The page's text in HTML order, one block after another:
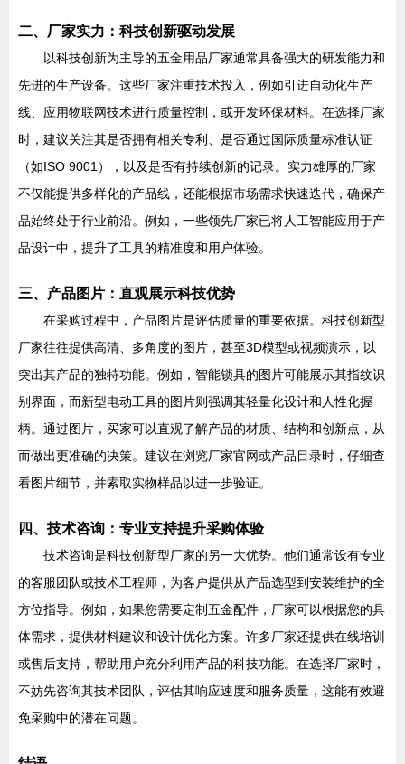
二、厂家实力：科技创新驱动发展
以科技创新为主导的五金用品厂家通常具备强大的研发能力和
先进的生产设备。这些厂家注重技术投入，例如引进自动化生产
线、应用物联网技术进行质量控制，或开发环保材料。在选择厂家
时，建议关注其是否拥有相关专利、是否通过国际质量标准认证
（如ISO 9001），以及是否有持续创新的记录。实力雄厚的厂家
不仅能提供多样化的产品线，还能根据市场需求快速迭代，确保产
品始终处于行业前沿。例如，一些领先厂家已将人工智能应用于产
品设计中，提升了工具的精准度和用户体验。
三、产品图片：直观展示科技优势
在采购过程中，产品图片是评估质量的重要依据。科技创新型
厂家往往提供高清、多角度的图片，甚至3D模型或视频演示，以
突出其产品的独特功能。例如，智能锁具的图片可能展示其指纹识
别界面，而新型电动工具的图片则强调其轻量化设计和人性化握
柄。通过图片，买家可以直观了解产品的材质、结构和创新点，从
而做出更准确的决策。建议在浏览厂家官网或产品目录时，仔细查
看图片细节，并索取实物样品以进一步验证。
四、技术咨询：专业支持提升采购体验
技术咨询是科技创新型厂家的另一大优势。他们通常设有专业
的客服团队或技术工程师，为客户提供从产品选型到安装维护的全
方位指导。例如，如果您需要定制五金配件，厂家可以根据您的具
体需求，提供材料建议和设计优化方案。许多厂家还提供在线培训
或售后支持，帮助用户充分利用产品的科技功能。在选择厂家时，
不妨先咨询其技术团队，评估其响应速度和服务质量，这能有效避
免采购中的潜在问题。